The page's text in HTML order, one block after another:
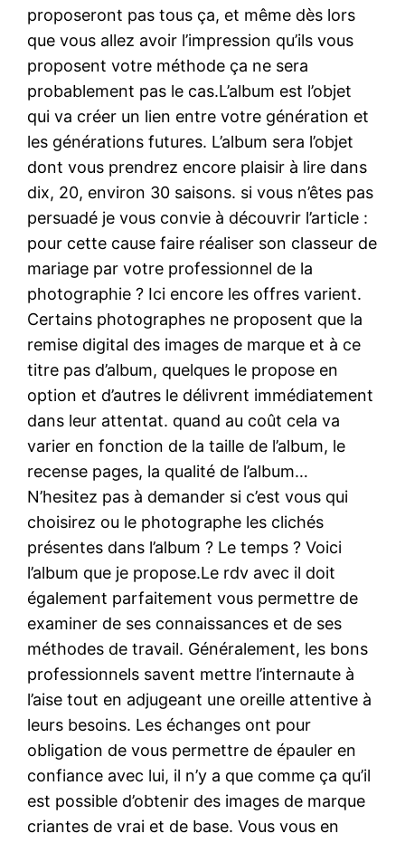
proposeront pas tous ça, et même dès lors
que vous allez avoir l’impression qu’ils vous
proposent votre méthode ça ne sera
probablement pas le cas.L’album est l’objet
qui va créer un lien entre votre génération et
les générations futures. L’album sera l’objet
dont vous prendrez encore plaisir à lire dans
dix, 20, environ 30 saisons. si vous n’êtes pas
persuadé je vous convie à découvrir l’article :
pour cette cause faire réaliser son classeur de
mariage par votre professionnel de la
photographie ? Ici encore les offres varient.
Certains photographes ne proposent que la
remise digital des images de marque et à ce
titre pas d’album, quelques le propose en
option et d’autres le délivrent immédiatement
dans leur attentat. quand au coût cela va
varier en fonction de la taille de l’album, le
recense pages, la qualité de l’album…
N’hesitez pas à demander si c’est vous qui
choisirez ou le photographe les clichés
présentes dans l’album ? Le temps ? Voici
l’album que je propose.Le rdv avec il doit
également parfaitement vous permettre de
examiner de ses connaissances et de ses
méthodes de travail. Généralement, les bons
professionnels savent mettre l’internaute à
l’aise tout en adjugeant une oreille attentive à
leurs besoins. Les échanges ont pour
obligation de vous permettre de épauler en
confiance avec lui, il n’y a que comme ça qu’il
est possible d’obtenir des images de marque
criantes de vrai et de base. Vous vous en